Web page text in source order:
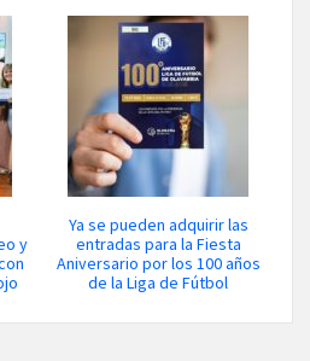
y
Ya se pueden adquirir las
entradas para la Fiesta
Aniversario por los 100 años
de la Liga de Fútbol